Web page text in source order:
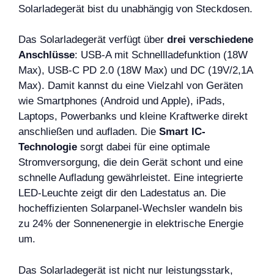
Solarladegerät bist du unabhängig von Steckdosen.
Das Solarladegerät verfügt über drei verschiedene
Anschlüsse: USB-A mit Schnellladefunktion (18W
Max), USB-C PD 2.0 (18W Max) und DC (19V/2,1A
Max). Damit kannst du eine Vielzahl von Geräten
wie Smartphones (Android und Apple), iPads,
Laptops, Powerbanks und kleine Kraftwerke direkt
anschließen und aufladen. Die Smart IC-
Technologie sorgt dabei für eine optimale
Stromversorgung, die dein Gerät schont und eine
schnelle Aufladung gewährleistet. Eine integrierte
LED-Leuchte zeigt dir den Ladestatus an. Die
hocheffizienten Solarpanel-Wechsler wandeln bis
zu 24% der Sonnenenergie in elektrische Energie
um.
Das Solarladegerät ist nicht nur leistungsstark,